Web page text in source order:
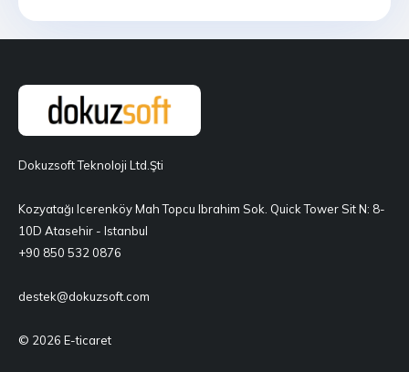
Dokuzsoft Teknoloji Ltd.Şti
Kozyatağı Icerenköy Mah Topcu Ibrahim Sok. Quick Tower Sit N: 8-
10D Atasehir - Istanbul
+90 850 532 0876
destek@dokuzsoft.com
© 2026 E-ticaret